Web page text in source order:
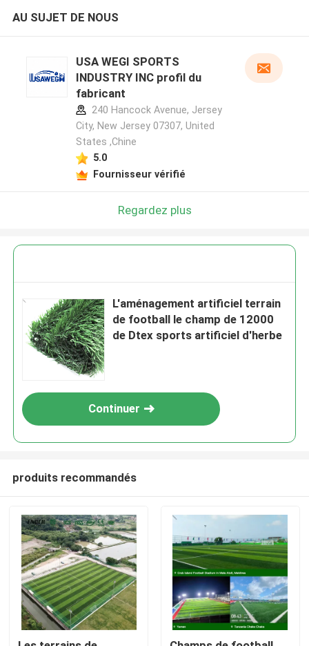
AU SUJET DE NOUS
USA WEGI SPORTS
INDUSTRY INC profil du
fabricant
240 Hancock Avenue, Jersey
City, New Jersey 07307, United
States ,Chine
5.0
Fournisseur vérifié
Regardez plus
L'aménagement artificiel terrain
de football le champ de 12000
de Dtex sports artificiel d'herbe
Continuer
produits recommandés